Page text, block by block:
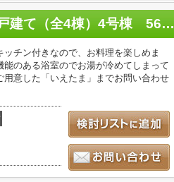
【仲介手数料無料！！】日野市日野台2丁目 新築戸建て（全4棟）4号棟 5680万円
チン付きなので、お料理を楽しめま
のある浴室のでお湯が冷めてしまって
意した「いえたま」までお問い合わせ